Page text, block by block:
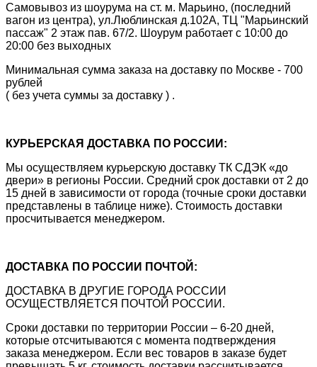
Самовывоз из шоурума на ст. м. Марьино, (последний
вагон из центра), ул.Люблинская д.102А, ТЦ "Марьинский
пассаж" 2 этаж пав. 67/2. Шоурум работает с 10:00 до
20:00 без выходных
Минимальная сумма заказа на доставку по Москве - 700
рублей
( без учета суммы за доставку ) .
КУРЬЕРСКАЯ ДОСТАВКА ПО РОССИИ:
Мы осуществляем курьерскую доставку ТК СДЭК «до
двери» в регионы России. Средний срок доставки от 2 до
15 дней в зависимости от города (точные сроки доставки
представлены в таблице ниже). Стоимость доставки
просчитывается менеджером.
ДОСТАВКА ПО РОССИИ ПОЧТОЙ:
ДОСТАВКА В ДРУГИЕ ГОРОДА РОССИИ
ОСУЩЕСТВЛЯЕТСЯ ПОЧТОЙ РОССИИ.
Сроки доставки по территории России – 6-20 дней,
которые отсчитываются с момента подтверждения
заказа менеджером. Если вес товаров в заказе будет